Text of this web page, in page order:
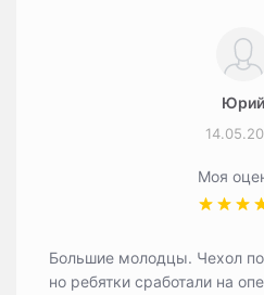
Юрий
Моя
Большие молодцы. Чехол
но ребятки сработали на